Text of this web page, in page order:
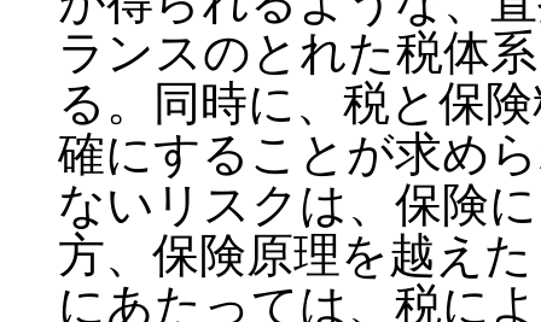
ランスのとれた税体
る。同時に、税と保
確にすることが求め
ないリスクは、保険
方、保険原理を越え
にあたっては、税に